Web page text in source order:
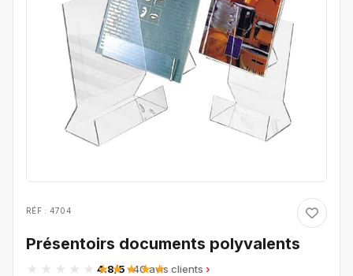
RÉF : 4704
Présentoirs documents polyvalents
4.8/5· 40 avis clients